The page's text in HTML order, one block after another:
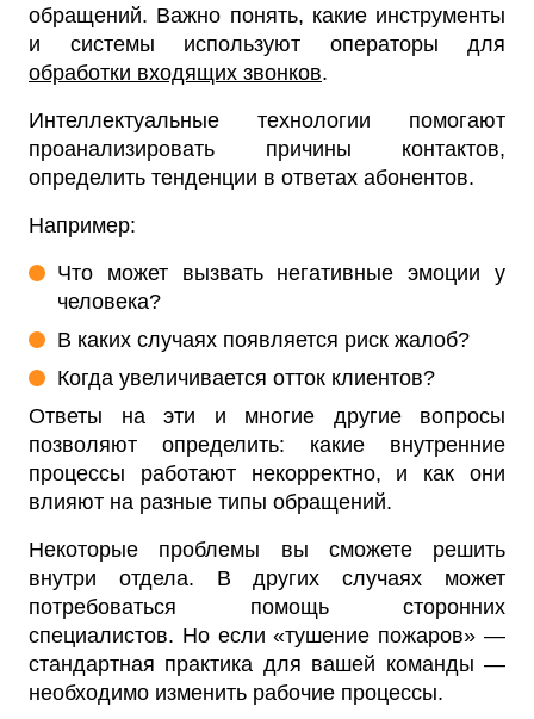
обращений. Важно понять, какие инструменты
и системы используют операторы для
обработки входящих звонков.
Интеллектуальные технологии помогают
проанализировать причины контактов,
определить тенденции в ответах абонентов.
Например:
Что может вызвать негативные эмоции у
человека?
В каких случаях появляется риск жалоб?
Когда увеличивается отток клиентов?
Ответы на эти и многие другие вопросы
позволяют определить: какие внутренние
процессы работают некорректно, и как они
влияют на разные типы обращений.
Некоторые проблемы вы сможете решить
внутри отдела. В других случаях может
потребоваться помощь сторонних
специалистов. Но если «тушение пожаров» —
стандартная практика для вашей команды —
необходимо изменить рабочие процессы.